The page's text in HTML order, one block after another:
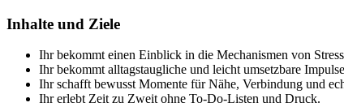
Inhalte und Ziele
Ihr bekommt einen Einblick in die Mechanismen von
Ihr bekommt alltagstaugliche und leicht umsetzbare
Ihr schafft bewusst Momente für Nähe, Verbindung und
Ihr erlebt Zeit zu Zweit ohne To-Do-Listen und Druck.